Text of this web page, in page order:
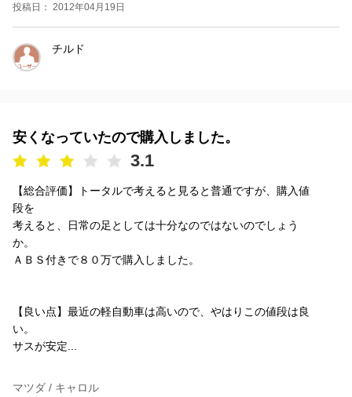
投稿日： 2012年04月19日
チルド
安くなっていたので購入しました。
3.1
【総合評価】トータルで考えると見ると普通ですが、購入値
段を
考えると、日常の足としては十分なのではないのでしょう
か。
ＡＢＳ付きで８０万で購入しました。
【良い点】最近の軽自動車は高いので、やはりこの値段は良
い。
サスが安定...
マツダ / キャロル